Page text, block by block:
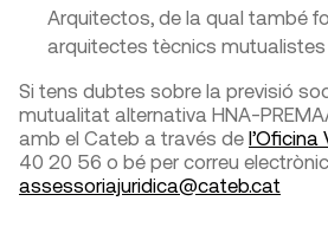
Arquitectos, de la qual també
arquitectes tècnics mutualistes
Si tens dubtes sobre la previsió
mutualitat alternativa HNA-
amb el Cateb a través de l’Oficina
40 20 56 o bé per correu
assessoriajuridica@cateb.cat